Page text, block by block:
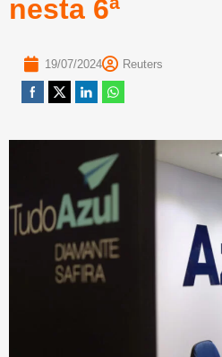
nesta 6ª
19/07/2024 Reuters